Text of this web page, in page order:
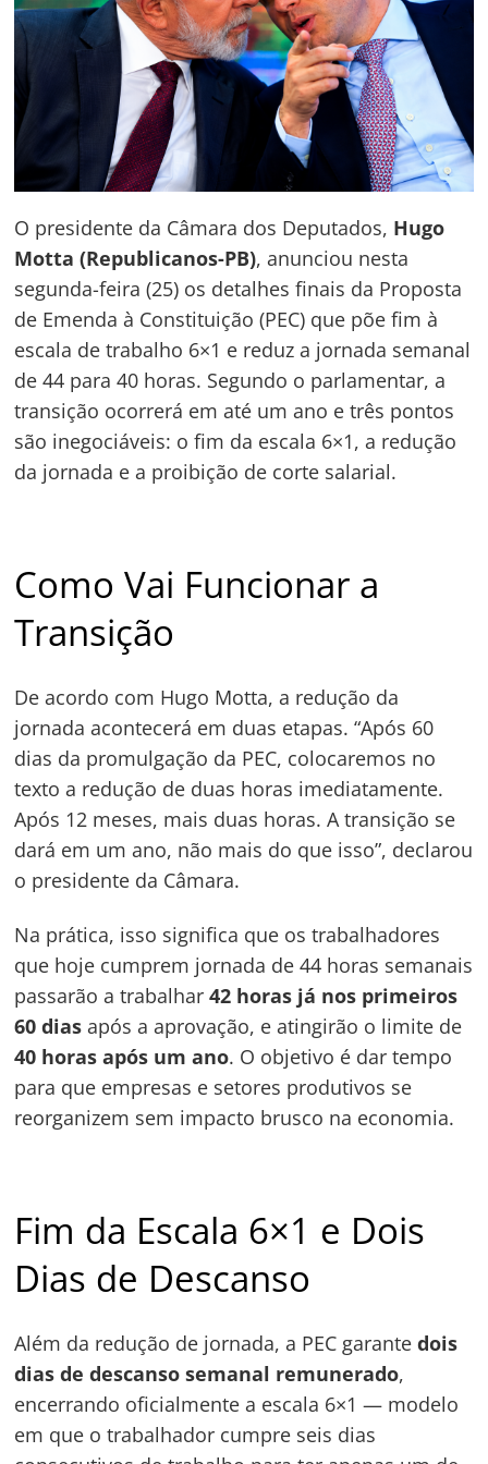
O presidente da Câmara dos Deputados, Hugo
Motta (Republicanos-PB), anunciou nesta
segunda-feira (25) os detalhes finais da Proposta
de Emenda à Constituição (PEC) que põe fim à
escala de trabalho 6×1 e reduz a jornada semanal
de 44 para 40 horas. Segundo o parlamentar, a
transição ocorrerá em até um ano e três pontos
são inegociáveis: o fim da escala 6×1, a redução
da jornada e a proibição de corte salarial.
Como Vai Funcionar a
Transição
De acordo com Hugo Motta, a redução da
jornada acontecerá em duas etapas. “Após 60
dias da promulgação da PEC, colocaremos no
texto a redução de duas horas imediatamente.
Após 12 meses, mais duas horas. A transição se
dará em um ano, não mais do que isso”, declarou
o presidente da Câmara.
Na prática, isso significa que os trabalhadores
que hoje cumprem jornada de 44 horas semanais
passarão a trabalhar42 horas já nos primeiros
60 dias após a aprovação, e atingirão o limite de
40 horas após um ano. O objetivo é dar tempo
para que empresas e setores produtivos se
reorganizem sem impacto brusco na economia.
Fim da Escala 6×1 e Dois
Dias de Descanso
Além da redução de jornada, a PEC garantedois
dias de descanso semanal remunerado,
encerrando oficialmente a escala 6×1 — modelo
em que o trabalhador cumpre seis dias